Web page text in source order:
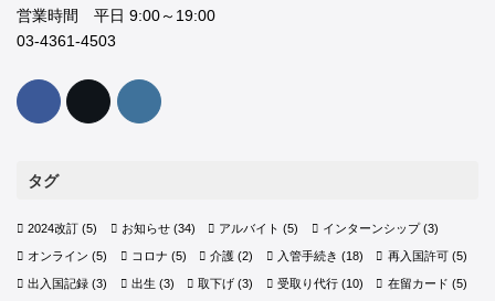
営業時間 平日 9:00～19:00
03-4361-4503
タグ
2024改訂 (5) お知らせ(34) アルバイト (5) インターンシップ(3)
オンライン (5) コロナ (5) 介護 (2) 入管手続き (18) 再入国許可(5)
出入国記録 (3) 出生 (3) 取下げ (3) 受取り代行(10) 在留カード (5)